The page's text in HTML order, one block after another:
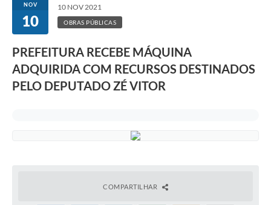
NOV
10
10 NOV 2021
OBRAS PÚBLICAS
PREFEITURA RECEBE MÁQUINA
ADQUIRIDA COM RECURSOS DESTINADOS
PELO DEPUTADO ZÉ VITOR
COMPARTILHAR